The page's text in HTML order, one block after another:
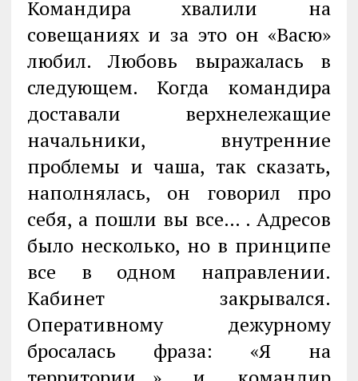
Командира хвалили на
совещаниях и за это он «Васю»
любил. Любовь выражалась в
следующем. Когда командира
доставали верхнележащие
начальники, внутренние
проблемы и чаша, так сказать,
наполнялась, он говорил про
себя, а пошли вы все… . Адресов
было несколько, но в принципе
все в одном направлении.
Кабинет закрывался.
Оперативному дежурному
бросалась фраза: «Я на